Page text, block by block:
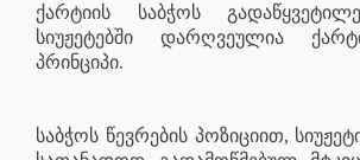
ქარტიის საბჭოს
სიუჟეტებში დარღვეულია
პრინციპი.
საბჭოს წევრების პოზიციით,